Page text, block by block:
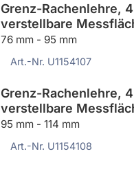
Grenz-Rachenlehre, 4
verstellbare
76 mm - 95 mm
Art.-Nr. U1154107
Grenz-Rachenlehre, 4
verstellbare
95 mm - 114 mm
Art.-Nr. U1154108